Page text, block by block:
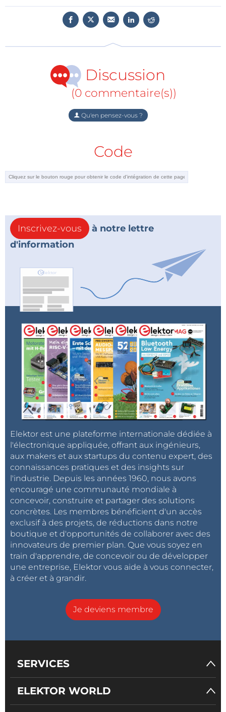
gallium susceptibles de produire un rayonnement
qui imite la lumière du jour. D'autre part le
GaN pourrait jouer un rôle déterminant dans des
l'assainissement de l'eau potable ou encore
l'identification de tumeurs cancéreuses.
Le lien ci-dessous donne d'autres informations
intéressantes sur les progrès récents de les
considérablement le rendement.
Discussion
(0 commentaire(s))
Qu'en pensez-vous ?
Code
Inscrivez-vous
à notre lettre
d'information
Elektor est une plateforme internationale dédiée à
l'électronique appliquée, offrant aux ingénieurs,
aux makers et aux startups du contenu expert, des
connaissances pratiques et des insights sur
l'industrie. Depuis les années 1960, nous avons
encouragé une communauté mondiale à
concevoir, construire et partager des solutions
concrètes. Les membres bénéficient d'un accès
exclusif à des projets, de réductions dans notre
boutique et d'opportunités de collaborer avec des
innovateurs de premier plan. Que vous soyez en
train d'apprendre, de concevoir ou de développer
une entreprise, Elektor vous aide à vous connecter,
à créer et à grandir.
Je deviens membre
SERVICES
ELEKTOR WORLD